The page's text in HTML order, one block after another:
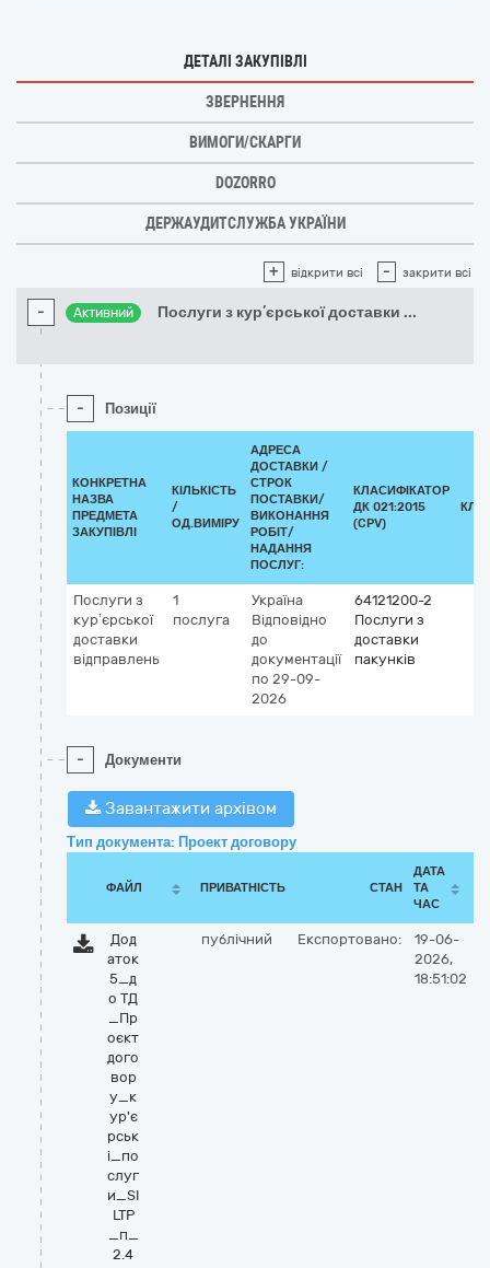
ДЕТАЛІ ЗАКУПІВЛІ
ЗВЕРНЕННЯ
ВИМОГИ/СКАРГИ
DOZORRO
ДЕРЖАУДИТСЛУЖБА УКРАЇНИ
+ відкрити всі - закрити всі
- Активний Послуги з кур’єрської доставки ...
- Позиції
КОНКРЕТНА
НАЗВА
ПРЕДМЕТА
ЗАКУПІВЛІ
КІЛЬКІСТЬ
/
ОД.ВИМІРУ
АДРЕСА
ДОСТАВКИ /
СТРОК
ПОСТАВКИ/
ВИКОНАННЯ
РОБІТ/
НАДАННЯ
ПОСЛУГ:
КЛАСИФІКАТОР
ДК 021:2015
(CPV)
Послуги з
кур’єрської
доставки
відправлень
1
послуга
Україна
Відповідно
до
документації
по 29-09-
2026
64121200-2
Послуги з
доставки
пакунків
- Документи
Завантажити архівом
Тип документа: Проект договору
ФАЙЛ ПРИВАТНІСТЬ СТАН
ДАТА
ТА
ЧАС
Дод
аток
5_д
о ТД
_Пр
оєкт
дого
вор
у_к
ур'є
рськ
і_по
слуг
и_SI
LTP
_п_
2.4
публічний Експортовано:
19-06-
2026,
18:51:02